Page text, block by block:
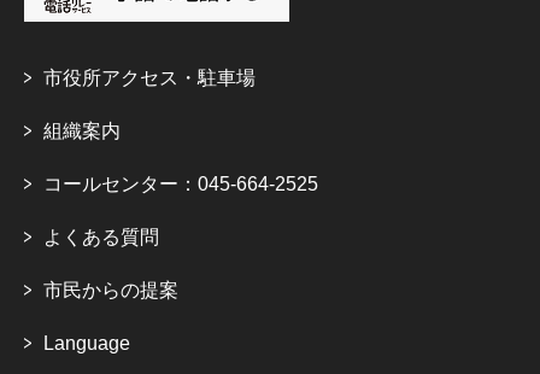
市役所アクセス・駐車場
組織案内
コールセンター：045-664-2525
よくある質問
市民からの提案
Language